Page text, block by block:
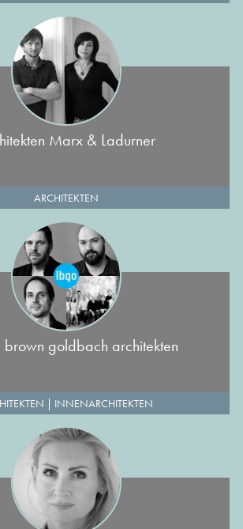
Marx & Ladurner
ARCHITEKTEN
brown goldbach architekten
| INNENARCHITEKTEN